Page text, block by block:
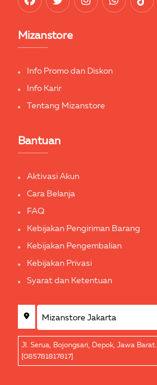
Mizanstore
Info Promo dan Diskon
Info Karir
Tentang Mizanstore
Bantuan
Aktivasi Akun
Cara Belanja
FAQ
Kebijakan Pengiriman Barang
Kebijakan Pengembalian
Kebijakan Privasi
Syarat dan Ketentuan
Jl. Serua, Bojongsari, Depok, Jawa Barat.
[085781817817]